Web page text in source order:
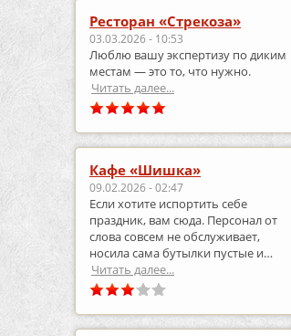
Ресторан «Стрекоза»
03.03.2026 - 10:53
Люблю вашу экспертизу по диким
местам — это то, что нужно.
Читать далее...
Кафе «Шишка»
09.02.2026 - 02:47
Если хотите испортить себе
праздник, вам сюда. Персонал от
слова совсем не обслуживает,
носила сама бутылки пустые и
приносила полные.
Читать далее...